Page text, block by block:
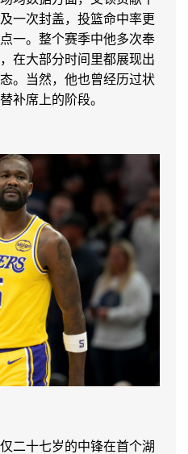
一次封盖，投篮命中率更
一。整个赛季中他多次奉
在大部分时间里都展现出
。当然，他也曾经历过状
补席上的阶段。
二十七岁的中锋在首个湖